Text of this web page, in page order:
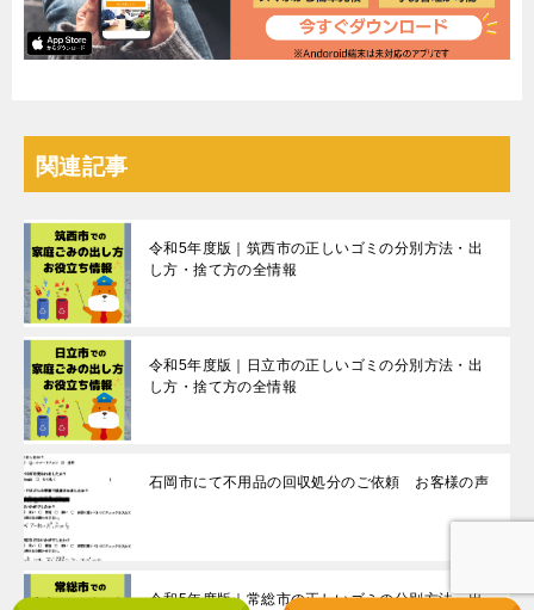
関連記事
令和5年度版｜筑西市の正しいゴミの分別方法・出
し方・捨て方の全情報
令和5年度版｜日立市の正しいゴミの分別方法・出
し方・捨て方の全情報
石岡市にて不用品の回収処分のご依頼 お客様の声
令和5年度版｜常総市の正しいゴミの分別方法・出